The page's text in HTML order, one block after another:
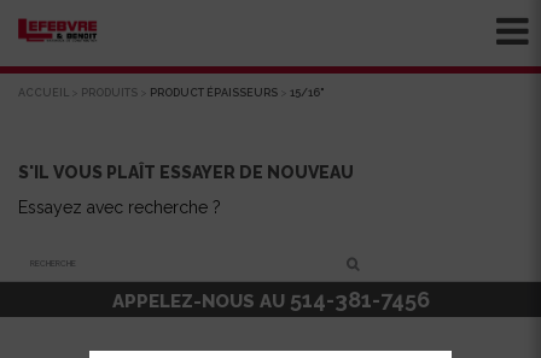
ACCUEIL > PRODUITS > PRODUCT ÉPAISSEURS > 15/16"
S'IL VOUS PLAÎT ESSAYER DE NOUVEAU
Essayez avec recherche ?
APPELEZ-NOUS AU 514-381-7456